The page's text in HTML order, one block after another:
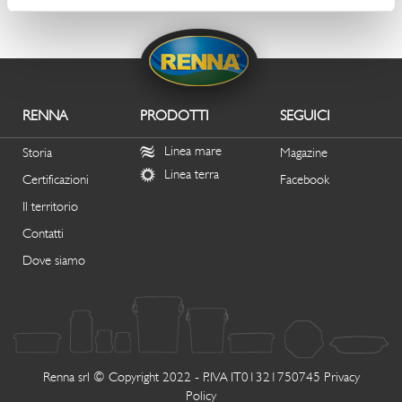
RENNA
Storia
Certificazioni
Il territorio
Contatti
Dove siamo
PRODOTTI
Linea mare
Linea terra
SEGUICI
Magazine
Facebook
Renna srl © Copyright 2022 - P.IVA IT01321750745 Privacy
Policy